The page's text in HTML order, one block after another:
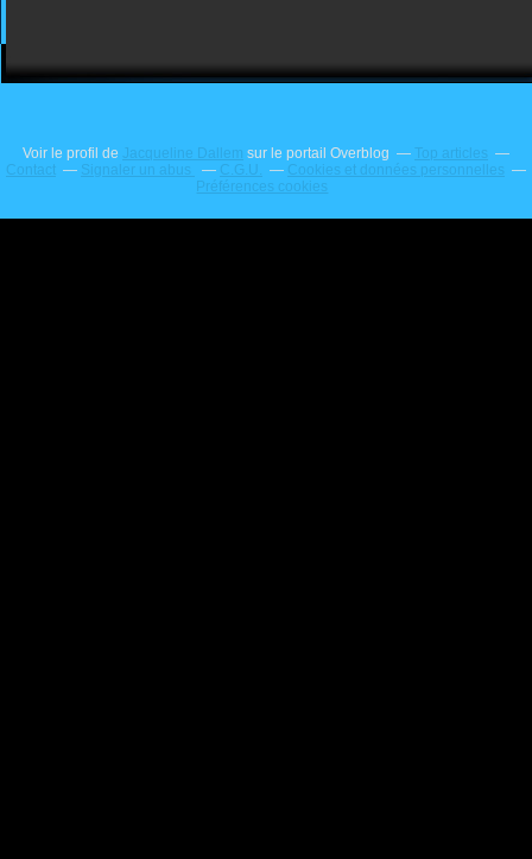
Voir le profil de Jacqueline Dallem sur le portail Overblog
Top articles
Contact
Signaler un abus C.G.U.
Cookies et données personnelles
Préférences cookies